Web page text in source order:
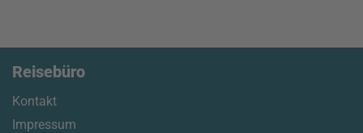
Reisebüro
Kontakt
Impressum